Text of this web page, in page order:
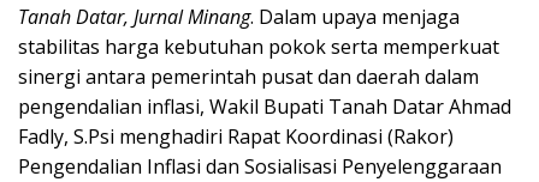
Tanah Datar, Jurnal Minang. Dalam upaya menjaga
stabilitas harga kebutuhan pokok serta memperkuat
sinergi antara pemerintah pusat dan daerah dalam
pengendalian inflasi, Wakil Bupati Tanah Datar Ahmad
Fadly, S.Psi menghadiri Rapat Koordinasi (Rakor)
Pengendalian Inflasi dan Sosialisasi Penyelenggaraan